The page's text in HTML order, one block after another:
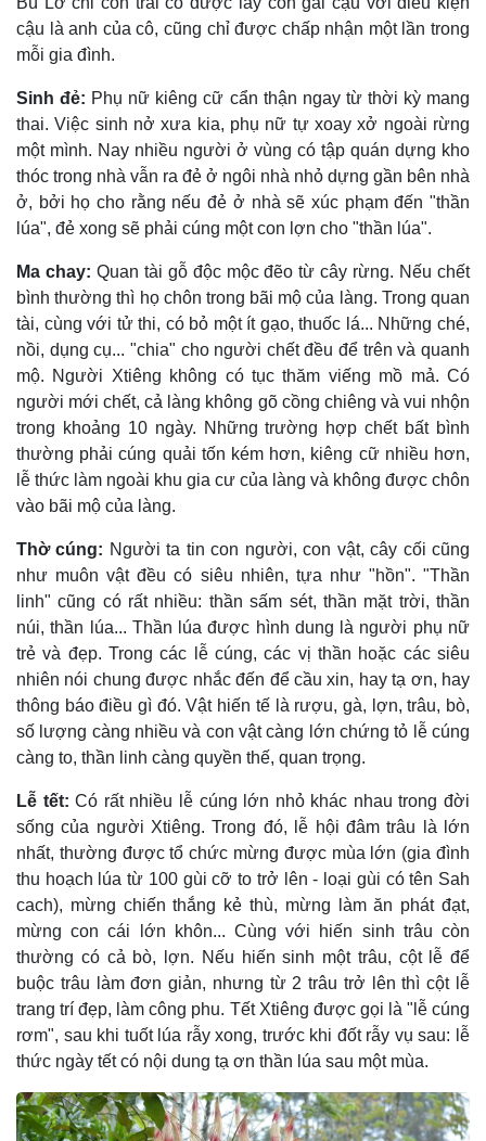
cậu là anh của cô, cũng chỉ được chấp nhận một lần trong
mỗi gia đình.
Sinh đẻ: Phụ nữ kiêng cữ cẩn thận ngay từ thời kỳ mang
thai. Việc sinh nở xưa kia, phụ nữ tự xoay xở ngoài rừng
một mình. Nay nhiều người ở vùng có tập quán dựng kho
thóc trong nhà vẫn ra đẻ ở ngôi nhà nhỏ dựng gần bên nhà
ở, bởi họ cho rằng nếu đẻ ở nhà sẽ xúc phạm đến "thần
lúa", đẻ xong sẽ phải cúng một con lợn cho "thần lúa".
Ma chay: Quan tài gỗ độc mộc đẽo từ cây rừng. Nếu chết
bình thường thì họ chôn trong bãi mộ của làng. Trong quan
tài, cùng với tử thi, có bỏ một ít gạo, thuốc lá... Những ché,
nồi, dụng cụ... "chia" cho người chết đều để trên và quanh
mộ. Người Xtiêng không có tục thăm viếng mồ mả. Có
người mới chết, cả làng không gõ cồng chiêng và vui nhộn
trong khoảng 10 ngày. Những trường hợp chết bất bình
thường phải cúng quải tốn kém hơn, kiêng cữ nhiều hơn,
lễ thức làm ngoài khu gia cư của làng và không được chôn
vào bãi mộ của làng.
Thờ cúng: Người ta tin con người, con vật, cây cối cũng
như muôn vật đều có siêu nhiên, tựa như "hồn". "Thần
linh" cũng có rất nhiều: thần sấm sét, thần mặt trời, thần
núi, thần lúa... Thần lúa được hình dung là người phụ nữ
trẻ và đẹp. Trong các lễ cúng, các vị thần hoặc các siêu
nhiên nói chung được nhắc đến để cầu xin, hay tạ ơn, hay
thông báo điều gì đó. Vật hiến tế là rượu, gà, lợn, trâu, bò,
số lượng càng nhiều và con vật càng lớn chứng tỏ lễ cúng
càng to, thần linh càng quyền thế, quan trọng.
Lễ tết:Có rất nhiều lễ cúng lớn nhỏ khác nhau trong đời
sống của người Xtiêng. Trong đó, lễ hội đâm trâu là lớn
nhất, thường được tổ chức mừng được mùa lớn (gia đình
thu hoạch lúa từ 100 gùi cỡ to trở lên - loại gùi có tên Sah
cach), mừng chiến thắng kẻ thù, mừng làm ăn phát đạt,
mừng con cái lớn khôn... Cùng với hiến sinh trâu còn
thường có cả bò, lợn. Nếu hiến sinh một trâu, cột lễ để
buộc trâu làm đơn giản, nhưng từ 2 trâu trở lên thì cột lễ
trang trí đẹp, làm công phu. Tết Xtiêng được gọi là "lễ cúng
rơm", sau khi tuốt lúa rẫy xong, trước khi đốt rẫy vụ sau: lễ
thức ngày tết có nội dung tạ ơn thần lúa sau một mùa.